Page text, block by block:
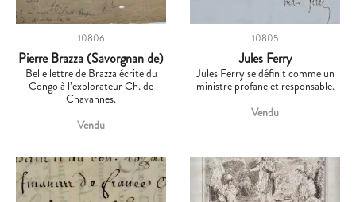
10806
Pierre Brazza (Savorgnan de)
Belle lettre de Brazza écrite du
Congo à l’explorateur Ch. de
Chavannes.
Vendu
10805
Jules Ferry
Jules Ferry se définit comme un
ministre profane et responsable.
Vendu